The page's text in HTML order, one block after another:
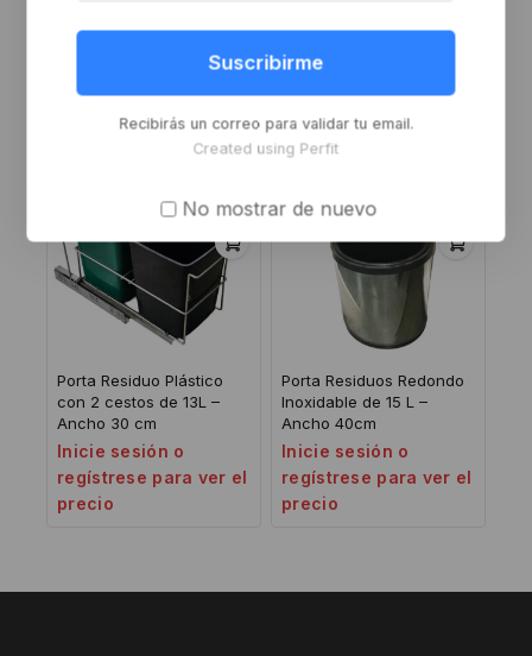
5/8″ Cinc
Cinc
Inicie sesión o
Porta Residuo Plástico
con 2 cestos de 13L –
Ancho 30 cm
Inicie sesión o
regístrese para ver el
precio
Porta Residuos Redondo
Inoxidable de 15 L –
Ancho 40cm
Inicie sesión o
regístrese para ver el
precio
Suscribirme
Recibirás un correo para validar tu email.
Created using Perfit
No mostrar de nuevo